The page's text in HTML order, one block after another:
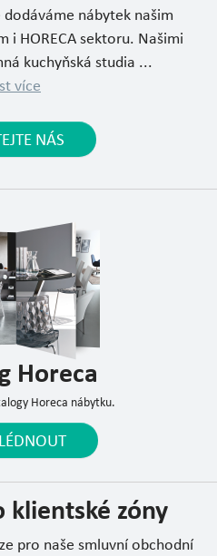
nábytek našim
i HORECA sektoru. Našimi
kuchyňská studia ...
více
NÁS
Horeca
Horeca nábytku.
klientské zóny
pro naše smluvní obchodní